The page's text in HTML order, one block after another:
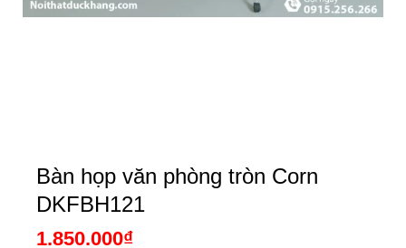
Bàn họp văn phòng tròn Corn
DKFBH121
1.850.000₫